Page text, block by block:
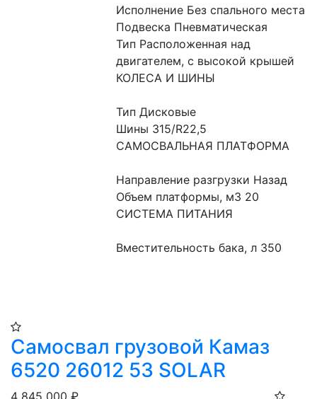
Исполнение Без спального места
Подвеска Пневматическая
Тип Расположенная над
двигателем, с высокой крышей
КОЛЕСА И ШИНЫ
Тип Дисковые
Шины 315/R22,5
САМОСВАЛЬНАЯ ПЛАТФОРМА
Направление разгрузки Назад
Объем платформы, м3 20
СИСТЕМА ПИТАНИЯ
Вместительность бака, л 350
Самосвал грузовой Камаз
6520 26012 53 SOLAR
4 845 000 ₽